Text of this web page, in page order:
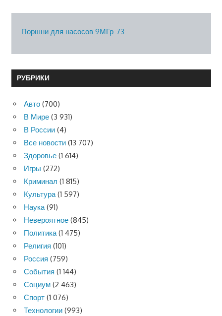
Поршни для насосов 9МГр-73
РУБРИКИ
Авто (700)
В Мире (3 931)
В России (4)
Все новости (13 707)
Здоровье (1 614)
Игры (272)
Криминал (1 815)
Культура(1 597)
Наука(91)
Невероятное (845)
Политика(1 475)
Религия (101)
Россия (759)
События (1 144)
Социум (2 463)
Спорт (1 076)
Технологии (993)